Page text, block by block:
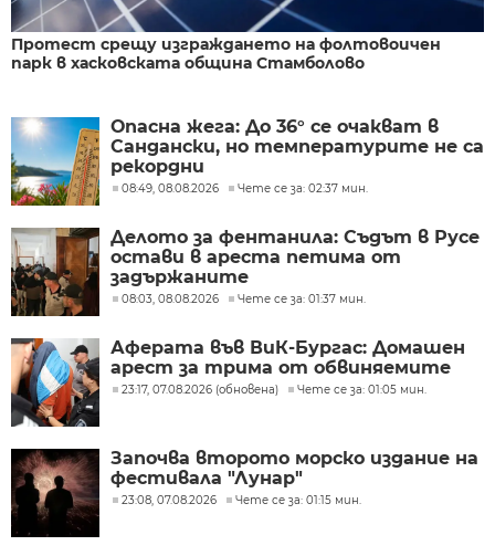
Протест срещу изграждането на фолтовоичен
парк в хасковската община Стамболово
Опасна жега: До 36° се очакват в
Сандански, но температурите не са
рекордни
08:49, 08.08.2026 Чете се за: 02:37 мин.
Делото за фентанила: Съдът в Русе
остави в ареста петима от
задържаните
08:03, 08.08.2026 Чете се за: 01:37 мин.
Аферата във ВиК-Бургас: Домашен
арест за трима от обвиняемите
23:17, 07.08.2026 (обновена) Чете се за: 01:05 мин.
Започва второто морско издание на
фестивала "Лунар"
23:08, 07.08.2026 Чете се за: 01:15 мин.